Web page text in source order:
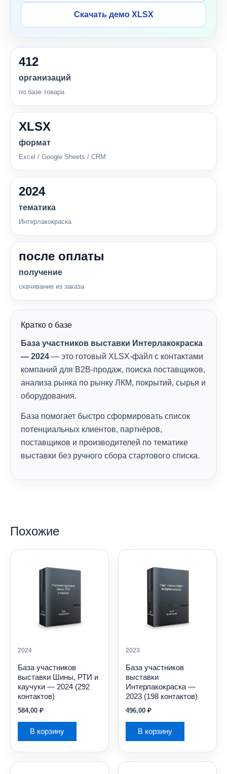
Скачать демо XLSX
412
организаций
по базе товара
XLSX
формат
Excel / Google Sheets / CRM
2024
тематика
Интерлакокраска
после оплаты
получение
скачивание из заказа
Кратко о базе
База участников выставки Интерлакокраска
— 2024 — это готовый XLSX-файл с контактами
компаний для B2B-продаж, поиска поставщиков,
анализа рынка по рынку ЛКМ, покрытий, сырья и
оборудования.
База помогает быстро сформировать список
потенциальных клиентов, партнёров,
поставщиков и производителей по тематике
выставки без ручного сбора стартового списка.
Похожие
2024
База участников
выставки Шины, РТИ и
каучуки — 2024 (292
контактов)
584,00 ₽
В корзину
2023
База участников
выставки
Интерлакокраска —
2023 (198 контактов)
496,00 ₽
В корзину